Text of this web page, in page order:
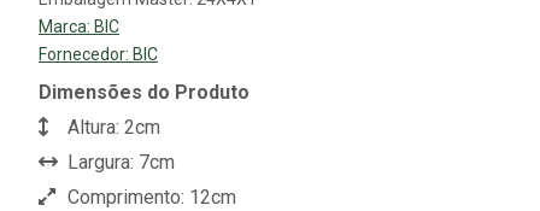
Marca: BIC
Fornecedor: BIC
Dimensões do Produto
Altura: 2cm
Largura: 7cm
Comprimento: 12cm